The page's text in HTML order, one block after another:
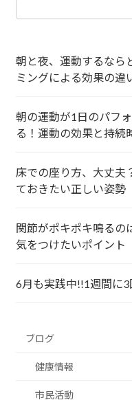
朝と夜、運動するなら
ミングによる効果の違
朝の運動が1日のパフ
る！運動の効果と持続
床での座り方、大丈夫
ておきたい正しい姿勢
関節がポキポキ鳴るの
気をつけたいポイント
6月も実践中!!1週間に3
ブログ
健康情報
市民活動